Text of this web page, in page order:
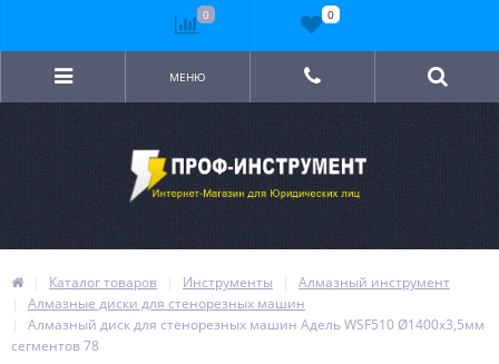
МЕНЮ
Каталог товаров Инструменты
Алмазный инструмент
Алмазные диски для стенорезных машин
Алмазный диск для стенорезных машин Адель WSF510 Ø1400x3,5мм
сегментов 78
0 0